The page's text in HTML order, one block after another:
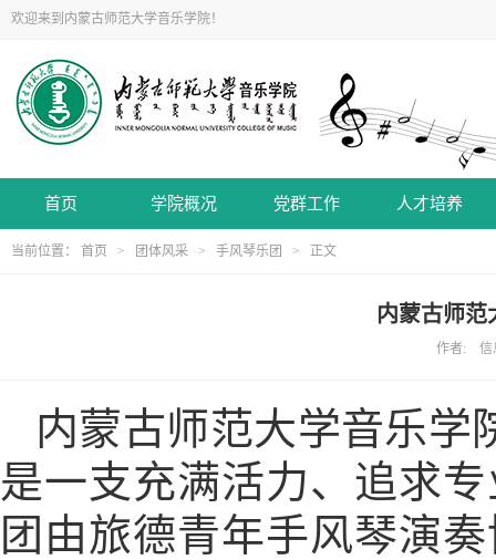
欢迎来到内蒙古师范大学音乐学院！
首页 学院概况 党群工作 人才培养
当前位置： 首页 > 团体风采 > 手风琴乐团 > 正文
内蒙古师范
作者: 信
内蒙古师范大学音乐学
是一支充满活力、追求
团由旅德青年手风琴演